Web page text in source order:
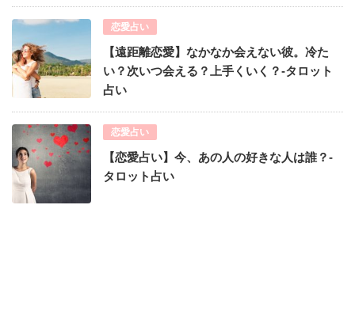
恋愛占い
【遠距離恋愛】なかなか会えない彼。冷た
い？次いつ会える？上手くいく？-タロット
占い
恋愛占い
【恋愛占い】今、あの人の好きな人は誰？-
タロット占い